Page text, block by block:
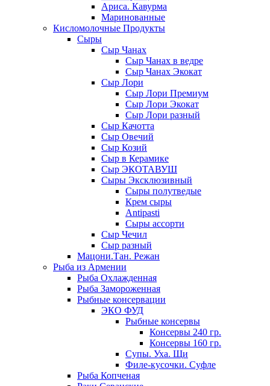
Ариса. Кавурма
Маринованные
Кисломолочные Продукты
Сыры
Сыр Чанах
Сыр Чанах в ведре
Сыр Чанах Экокат
Сыр Лори
Сыр Лори Премиум
Сыр Лори Экокат
Сыр Лори разный
Сыр Качотта
Сыр Овечий
Сыр Козий
Сыр в Керамике
Сыр ЭКОТАВУШ
Сыры Эксклюзивный
Сыры полутведые
Крем сыры
Antipasti
Сыры ассорти
Сыр Чечил
Сыр разный
Мацони.Тан. Режан
Рыба из Армении
Рыба Охлажденная
Рыба Замороженная
Рыбные консервации
ЭКО ФУД
Рыбные консервы
Консервы 240 гр.
Консервы 160 гр.
Супы. Уха. Щи
Филе-кусочки. Суфле
Рыба Копченая